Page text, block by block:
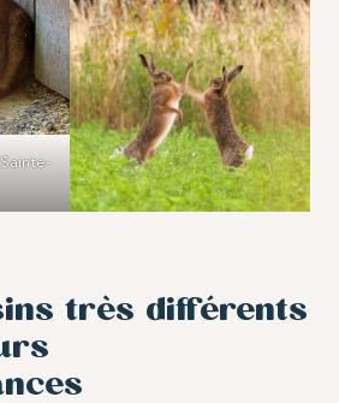
très différents